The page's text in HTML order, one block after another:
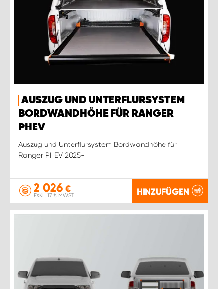
AUSZUG UND UNTERFLURSYSTEM
BORDWANDHÖHE FÜR RANGER
PHEV
Auszug und Unterflursystem Bordwandhöhe für
Ranger PHEV 2025-
2 026 €
EXKL. 17 % MWST. HINZUFÜGEN